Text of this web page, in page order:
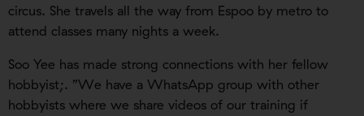
circus. She travels all the way from Espoo by metro to
attend classes many nights a week.
Soo Yee has made strong connections with her fellow
hobbyist;. ”We have a WhatsApp group with other
hobbyists where we share videos of our training if